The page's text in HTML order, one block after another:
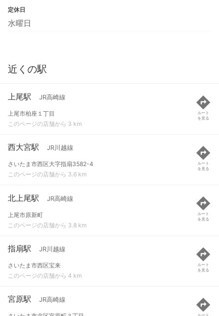
定休日
水曜日
近くの駅
上尾駅 JR高崎線
上尾市柏座１丁目
このページの店舗から 3 km
ルート
を見る
西大宮駅 JR川越線
さいたま市西区大字指扇3582-4
このページの店舗から 3.6 km
ルート
を見る
北上尾駅 JR高崎線
上尾市原新町
このページの店舗から 3.8 km
ルート
を見る
指扇駅 JR川越線
さいたま市西区宝来
このページの店舗から 4 km
ルート
を見る
宮原駅 JR高崎線